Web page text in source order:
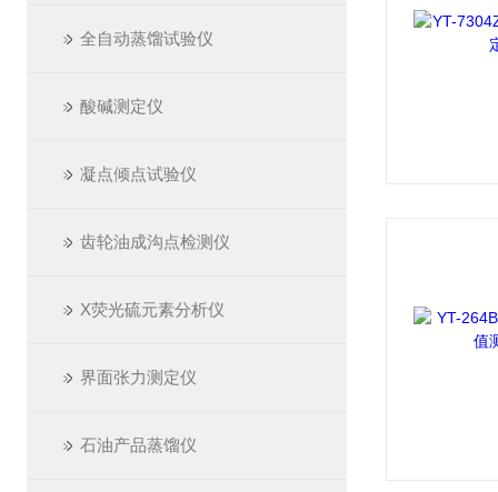
全自动蒸馏试验仪
酸碱测定仪
凝点倾点试验仪
齿轮油成沟点检测仪
X荧光硫元素分析仪
界面张力测定仪
石油产品蒸馏仪